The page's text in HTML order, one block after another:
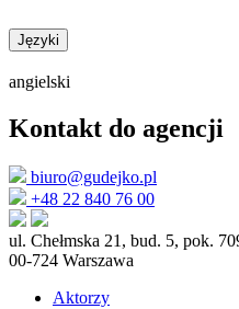
Języki
angielski
Kontakt do agencji
biuro@gudejko.pl
+48 22 840 76 00
ul. Chełmska 21, bud. 5, pok.
00-724 Warszawa
Aktorzy